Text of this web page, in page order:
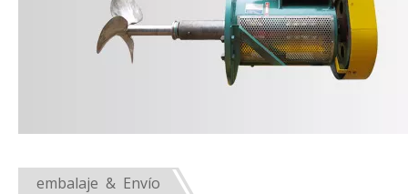
embalaje & Envío